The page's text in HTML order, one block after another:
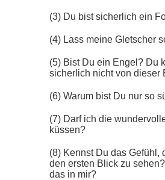
(3) Du bist sicherlich ein
(4) Lass meine Gletscher
(5) Bist Du ein Engel? Du
sicherlich nicht von dieser
(6) Warum bist Du nur so
(7) Darf ich die
küssen?
(8) Kennst Du das Gefühl,
den ersten Blick zu
das in mir?